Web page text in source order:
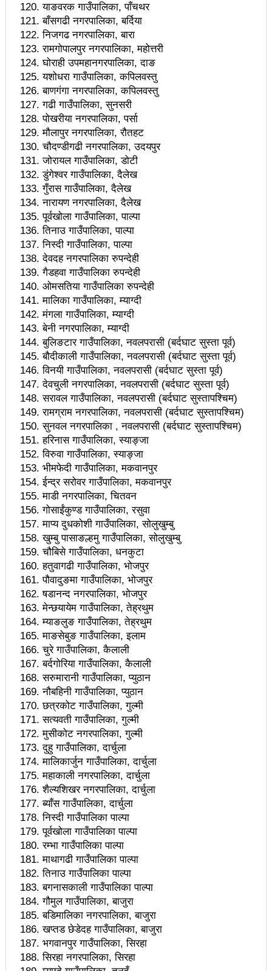
काउन्सिल अध्यक्ष बस्नेत
पर्यटनमन्त्रीद्वारा लुम्बिनीमा अनलाइन टिकट प्रणालीको
उद्घाटन
नतिजामूखी काममा ध्यान दिन मातहतका निकायलाई
पर्यटनमन्त्री तामाङको निर्देशन
सुनकाण्डमा मा‌ओवादी उपाध्यक्ष महरा समातिएः भैरहवाबाट
काठमाडौँ ल्याइयो
गृहजिल्लामा दिनभर पर्यटनमन्त्रीको व्यस्तताः जनता भेटघाट र
प्रतिबद्धता
नियामक निकायको कमजोरीले सहकारीमा समस्या आयोः मन्त्री
गिरी
राष्ट्रिय सभा अध्यक्षमा दाहाल
पत्रकार महिला र खेलाडी महिलाबिच मैत्रीपूर्ण ‘टच रग्बी’ सम्पन्न
नारायणकाजी परराष्ट्रमा, हितबहादुरलाई पर्यटन मन्त्रालय
युट्युबरलाई महासङ्घका अध्यक्ष पोख्रेलको सुझावः मर्यादित
सामग्री सम्प्रेषण गरेर स्थापित हुनुस्
नयाँ मन्त्रीले लिए शपथः सबै मन्त्रालयको जिम्मा प्रचण्डलाई नै
प्रचण्डकै नेतृत्वमा सरकार पुनर्गठनः हितबहादुर, डिपि र पदमले
आजै शपथ लिँदै
राजधानीमा पाँच नेपाली चलचित्रकर्मी सम्मानितः आइएनएफको
अध्यक्षमा प्याकुरेल निर्वाचित
यी हुन् भरतपुरका प्रमुख पर्यटकीय गन्तव्यहरु
अधिकारको लागि ६० लाख दलित एकजुट बन्नु पर्छः वक्ताहरु
वर्तमानमा संघर्षका मोर्चा र निशानाबारे सही नीति !
आयोजनामै नभएको मोटरबाटोबारे भ्रामक समाचार लेखिएको
भन्दै ककनी गाउँपालिकाको आपत्ति
हजारौं मिटरब्याजपीडित किसानले न्याय पाएका छन्, लाखौंले
न्याय पाउँदैछन् : प्रधानमन्त्री प्रचण्ड
जनपक्षीय पत्रकारिता र प्रेस सेन्टर
राष्ट्रिय सभा निर्वाचनः वाग्मतीमा माओवादीका श्रीकृष्ण
अधिकारी विजयी
राष्ट्रिय सभा निर्वाचनः गण्डकी प्रदेशबाट मनरुपा विजयी
सकियो राष्ट्रिय सभा चुनावः आजै नतिजा आउने
रेल विभागले रेल मार्गबारे स्थलगत अध्ययन गर्ने
राष्ट्रपति रनिङ शिल्डमा पदक विजेता ८३ खेलाडी विद्यार्थी
पुरस्कृत
भौतिक पूर्वाधारको बीमा गर्ने व्यवस्था गर्छौंः प्रधानमन्त्री
टुँडिखेलमा भागदौड हुँदा १६ जना घाइते
माओवादीमा बेलकोटगढी ५ को अध्यक्ष पूर्ण भूर्तेल
एमालेका केन्द्रीय सदस्य माओ‌वादीमा आए
नुवाकोटमा जुधाइयो ३८ हल गोरु
चौबीसै घण्टा समान रूपमा खानेपानी उपलब्ध गराउनुस्ः
याङवरक गाउँपालिका, पाँचथर
बाँसगढी नगरपालिका, बर्दिया
निजगढ नगरपालिका, बारा
रामगोपालपुर नगरपालिका, महोत्तरी
घोराही उपमहानगरपालिका, दाङ
यशोधरा गाउँपालिका, कपिलवस्तु
बाणगंगा नगरपालिका, कपिलवस्तु
गढी गाउँपालिका, सुनसरी
पोखरीया नगरपालिका, पर्सा
मौलापुर नगरपालिका, रौतहट
चौदण्डीगढी नगरपालिका, उदयपुर
जोरायल गाउँपालिका, डोटी
डुंगेश्वर गाउँपालिका, दैलेख
गुँरास गाउँपालिका, दैलेख
नारायण नगरपालिका, दैलेख
पूर्वखोला गाउँपालिका, पाल्पा
तिनाउ गाउँपालिका, पाल्पा
निस्दी गाउँपालिका, पाल्पा
देवदह नगरपालिका रुपन्देही
गैडहवा गाउँपालिका रुपन्देही
ओमसतिया गाउँपालिका रुपन्देही
मालिका गाउँपालिका, म्याग्दी
मंगला गाउँपालिका, म्याग्दी
बेनी नगरपालिका, म्याग्दी
बुलिङटार गाउँपालिका, नवलपरासी (बर्दघाट सुस्ता पूर्व)
बौदीकाली गाउँपालिका, नवलपरासी (बर्दघाट सुस्ता पूर्व)
विनयी गाउँपालिका, नवलपरासी (बर्दघाट सुस्ता पूर्व)
देवचुली नगरपालिका, नवलपरासी (बर्दघाट सुस्ता पूर्व)
सरावल गाउँपालिका, नवलपरासी (बर्दघाट सुस्तापश्चिम)
रामग्राम नगरपालिका, नवलपरासी (बर्दघाट सुस्तापश्चिम)
सुनवल नगरपालिका , नवलपरासी (बर्दघाट सुस्तापश्चिम)
हरिनास गाउँपालिका, स्याङ्जा
विरुवा गाउँपालिका, स्याङ्जा
भीमफेदी गाउँपालिका, मकवानपुर
ईन्द्र सरोवर गाउँपालिका, मकवानपुर
माडी नगरपालिका, चितवन
गोसाईंकुण्ड गाउँपालिका, रसुवा
माप्य दुधकोशी गाउँपालिका, सोलुखुम्बु
खुम्बु पासाङल्हमु गाउँपालिका, सोलुखुम्बु
चौबिसे गाउँपालिका, धनकुटा
हतुवागढी गाउँपालिका, भोजपुर
पौवादुङमा गाउँपालिका, भोजपुर
षडानन्द नगरपालिका, भोजपुर
मेन्छयायेम गाउँपालिका, तेह्रथुम
म्याङलुङ गाउँपालिका, तेह्रथुम
माङसेबुङ गाउँपालिका, इलाम
चुरे गाउँपालिका, कैलाली
बर्दगोरिया गाउँपालिका, कैलाली
सरुमारानी गाउँपालिका, प्युठान
नौबहिनी गाउँपालिका, प्युठान
छत्रकोट गाउँपालिका, गुल्मी
सत्यवती गाउँपालिका, गुल्मी
मुसीकोट नगरपालिका, गुल्मी
दुहु गाउँपालिका, दार्चुला
मालिकार्जुन गाउँपालिका, दार्चुला
महाकाली नगरपालिका, दार्चुला
शैल्यशिखर नगरपालिका, दार्चुला
ब्याँस गाउँपालिका, दार्चुला
निस्दी गाउँपालिका पाल्पा
पूर्वखोला गाउँपालिका पाल्पा
रम्भा गाउँपालिका पाल्पा
माथागढी गाउँपालिका पाल्पा
तिनाउ गाउँपालिका पाल्पा
बगनासकाली गाउँपालिका पाल्पा
गौमुल गाउँपालिका, बाजुरा
बडिमालिका नगरपालिका, बाजुरा
खप्तड छेडेदह गाउँपालिका, बाजुरा
भगवानपुर गाउँपालिका, सिरहा
सिरहा नगरपालिका, सिरहा